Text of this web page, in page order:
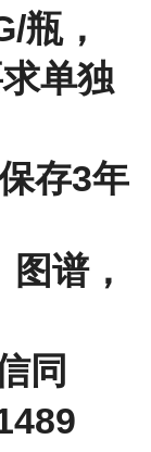
瓶，
单独
存3年
谱，
同